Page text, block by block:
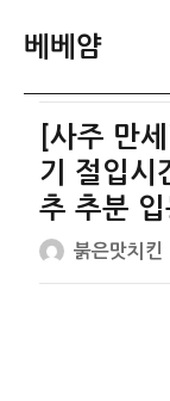
베베얌
[사주 만
기 절입시
추 추분 입
글
쓴
붉은맛치킨